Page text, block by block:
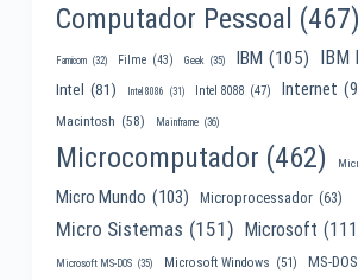
Computador Pessoal (467)
Famicom (32) Filme (43) Geek (35) IBM (105) IBM
Intel (81) Intel 8086 (31) Intel 8088 (47) Internet
Macintosh (58) Mainframe (36)
Microcomputador (462)
Micro Mundo (103) Microprocessador (63)
Micro Sistemas (151) Microsoft
Microsoft MS-DOS (35) Microsoft Windows (51) MS-DOS